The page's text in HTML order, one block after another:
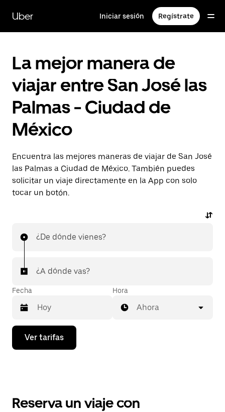
contenido
principal
Uber Iniciar sesión Regístrate
La mejor manera de
viajar entre San José las
Palmas - Ciudad de
México
Encuentra las mejores maneras de viajar de San José
las Palmas a Ciudad de México. También puedes
solicitar un viaje directamente en la App con solo
tocar un botón.
¿De dónde vienes?
¿A dónde vas?
Fecha
Presiona
flecha
el
Hora
Ahora
Ver tarifas
Reserva un viaje con